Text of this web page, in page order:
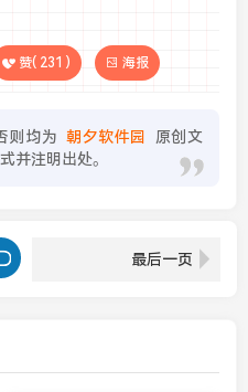
赞( 231 ) 海报
则均为 朝夕软件园
原创文
并注明出处。
最后一页